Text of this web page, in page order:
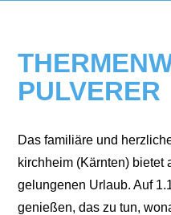
PULVERER
Das fami­liä­re und
kirch­heim (Kärn­ten) bie­tet
gelun­ge­nen Urlaub. Auf
genie­ßen, das zu tun,